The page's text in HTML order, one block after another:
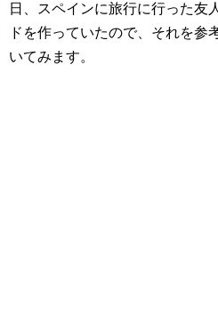
日、スペインに旅行に行った友
ドを作っていたので、それを参
いてみます。